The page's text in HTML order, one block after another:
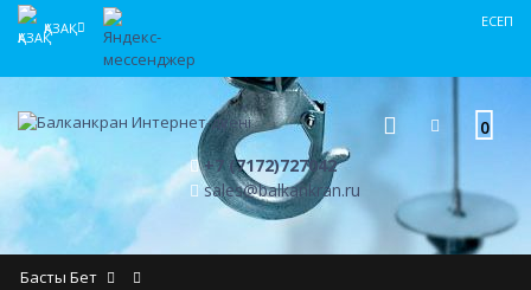
ҚАЗАҚ ЕСЕП
0
+7 (7172)727042
sales@balkankran.ru
Басты Бет